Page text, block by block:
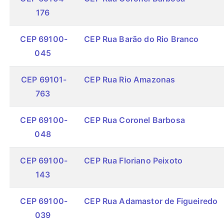
176
CEP 69100-
045
CEP Rua Barão do Rio Branco
CEP 69101-
763
CEP Rua Rio Amazonas
CEP 69100-
048
CEP Rua Coronel Barbosa
CEP 69100-
143
CEP Rua Floriano Peixoto
CEP 69100-
039
CEP Rua Adamastor de Figueiredo